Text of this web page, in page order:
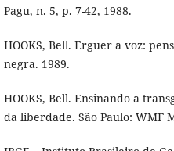
Pagu, n. 5, p. 7-42, 1988.
HOOKS, Bell. Erguer a voz:
negra. 1989.
HOOKS, Bell. Ensinando a
da liberdade. São Paulo: WMF